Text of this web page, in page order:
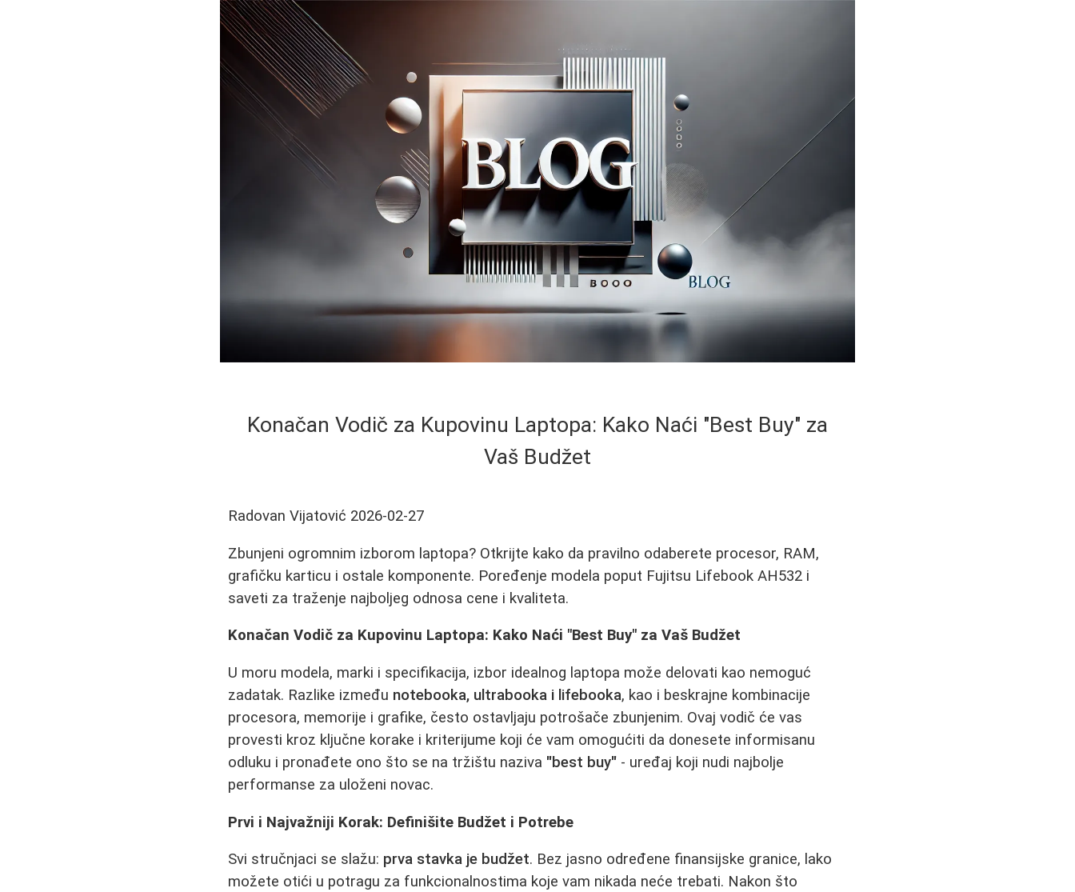
Konačan Vodič za Kupovinu Laptopa: Kako Naći "Best Buy" za
Vaš Budžet
Radovan Vijatović 2026-02-27
Zbunjeni ogromnim izborom laptopa? Otkrijte kako da pravilno odaberete procesor, RAM,
grafičku karticu i ostale komponente. Poređenje modela poput Fujitsu Lifebook AH532 i
saveti za traženje najboljeg odnosa cene i kvaliteta.
Konačan Vodič za Kupovinu Laptopa: Kako Naći "Best Buy" za Vaš Budžet
U moru modela, marki i specifikacija, izbor idealnog laptopa može delovati kao nemoguć
zadatak. Razlike između notebooka, ultrabooka i lifebooka, kao i beskrajne kombinacije
procesora, memorije i grafike, često ostavljaju potrošače zbunjenim. Ovaj vodič će vas
provesti kroz ključne korake i kriterijume koji će vam omogućiti da donesete informisanu
odluku i pronađete ono što se na tržištu naziva "best buy" - uređaj koji nudi najbolje
performanse za uloženi novac.
Prvi i Najvažniji Korak: Definišite Budžet i Potrebe
Svi stručnjaci se slažu: prva stavka je budžet. Bez jasno određene finansijske granice, lako
možete otići u potragu za funkcionalnostima koje vam nikada neće trebati. Nakon što